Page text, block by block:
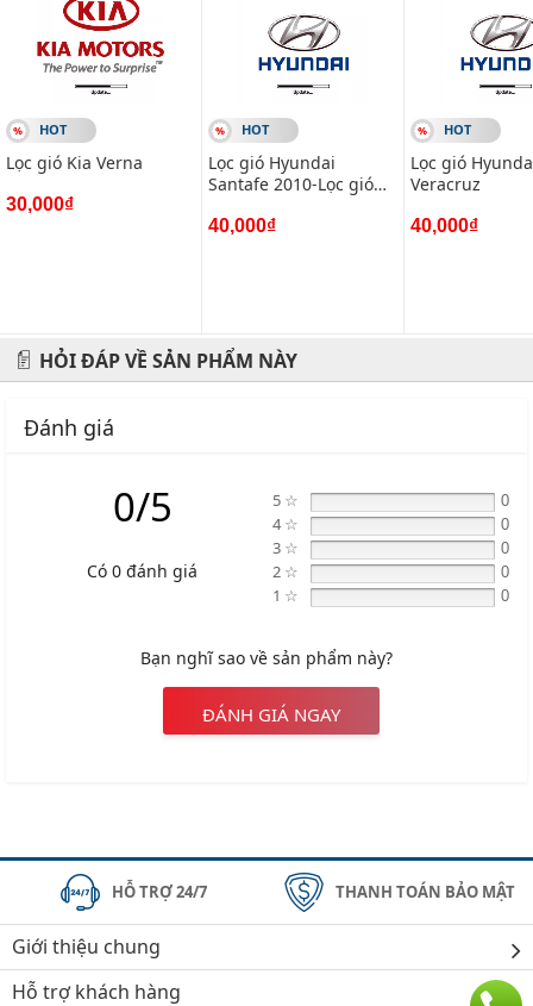
#vietparts #ascgroup #phutungotodungxuatxurochatluong
#phugiaoto #phutungoto
-------------------------------------------------------
VIETPARTS - Thương hiệu 20 năm về cung cấp phụ tùng,
phụ kiện và phụ gia xe hơi.
Địa chỉ: 434 Trần Khát Chân- Hai Bà Trưng- Hà Nội
HOT
Lọc gió Kia Verna
30,000₫
HOT
Lọc gió Hyundai
Santafe 2010-Lọc gió
40,000₫
HOT
Lọc gió
Veracruz
40,000₫
HỎI ĐÁP VỀ SẢN PHẨM NÀY
Đánh giá
0/5
Có 0 đánh giá
5 ☆ 0
4 ☆ 0
3 ☆ 0
2 ☆ 0
1 ☆ 0
Bạn nghĩ sao về sản phẩm này?
ĐÁNH GIÁ NGAY
HỖ TRỢ 24/7 THANH TOÁN BẢO MẬT
Giới thiệu chung
Hỗ trợ khách hàng